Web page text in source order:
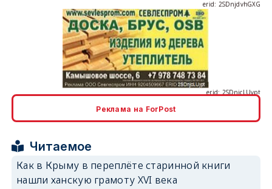
Реклама на ForPost
Читаемое
Как в Крыму в переплёте старинной книги
нашли ханскую грамоту XVI века